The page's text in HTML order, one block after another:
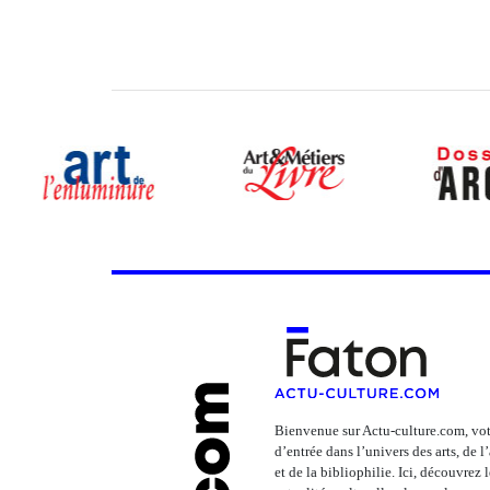
Bienvenue sur Actu-culture.com,
d’entrée dans l’univers des arts, de
et de la bibliophilie. Ici, découvrez